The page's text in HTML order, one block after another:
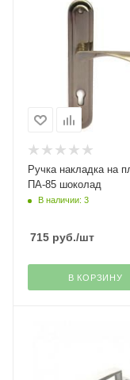
Ручка накладка на
ПА-85 шоколад
В наличии: 3
715 руб./шт
В КОРЗИНУ